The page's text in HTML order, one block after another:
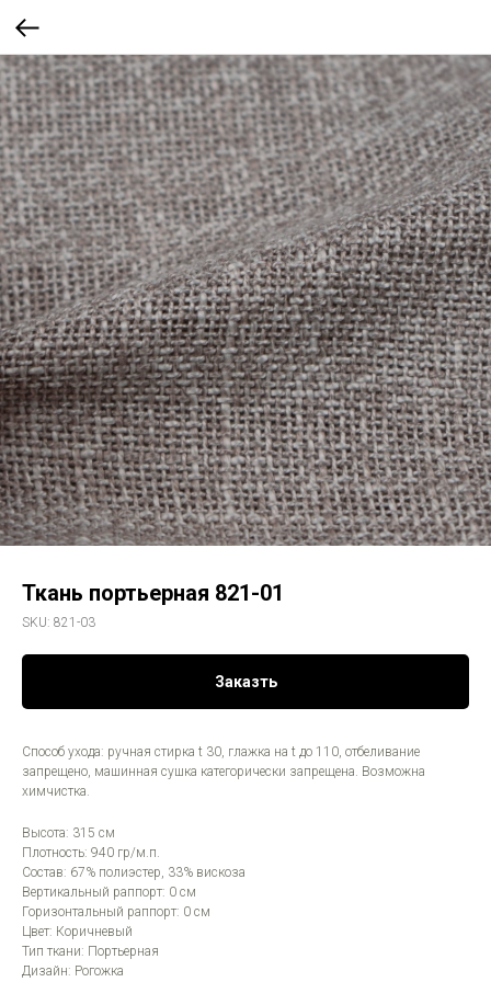
Ткань портьерная 821-01
SKU: 821-03
Заказть
Способ ухода: ручная стирка t 30, глажка на t до 110, отбеливание
запрещено, машинная сушка категорически запрещена. Возможна
химчистка.
Высота: 315 см
Плотность: 940 гр/м.п.
Состав: 67% полиэстер, 33% вискоза
Вертикальный раппорт: 0 см
Горизонтальный раппорт: 0 см
Цвет: Коричневый
Тип ткани: Портьерная
Дизайн: Рогожка